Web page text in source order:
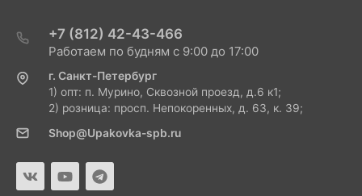
+7 (812) 42-43-466
Работаем по будням с 9:00 до 17:00
г. Санкт-Петербург
1) опт: п. Мурино, Сквозной проезд, д.6 к1;
2) розница: просп. Непокоренных, д. 63, к. 39;
Shop@Upakovka-spb.ru